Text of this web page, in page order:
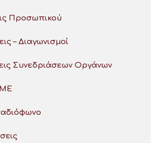
Προσωπικού
– Διαγωνισμοί
Συνεδριάσεων Οργάνων